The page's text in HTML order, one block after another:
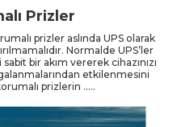
Prizler
prizler aslında UPS olarak
Normalde UPS’ler
bir akım vererek cihazınızı
etkilenmesini
prizlerin .....